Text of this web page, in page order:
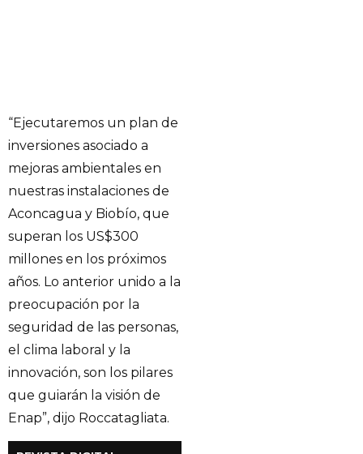
“Ejecutaremos un plan de
inversiones asociado a
mejoras ambientales en
nuestras instalaciones de
Aconcagua y Biobío, que
superan los US$300
millones en los próximos
años. Lo anterior unido a la
preocupación por la
seguridad de las personas,
el clima laboral y la
innovación, son los pilares
que guiarán la visión de
Enap”, dijo Roccatagliata.